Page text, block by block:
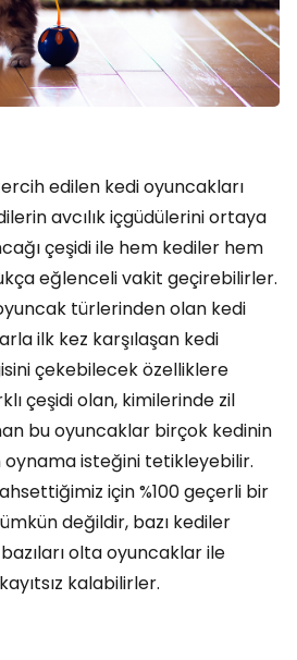
edilen kedi oyuncakları
avcılık içgüdülerini ortaya
çeşidi ile hem kediler hem
eğlenceli vakit geçirebilirler.
türlerinden olan kedi
ilk kez karşılaşan kedi
çekebilecek özelliklere
çeşidi olan, kimilerinde zil
bu oyuncaklar birçok kedinin
oynama isteğini tetikleyebilir.
için %100 geçerli bir
değildir, bazı kediler
olta oyuncaklar ile
kalabilirler.